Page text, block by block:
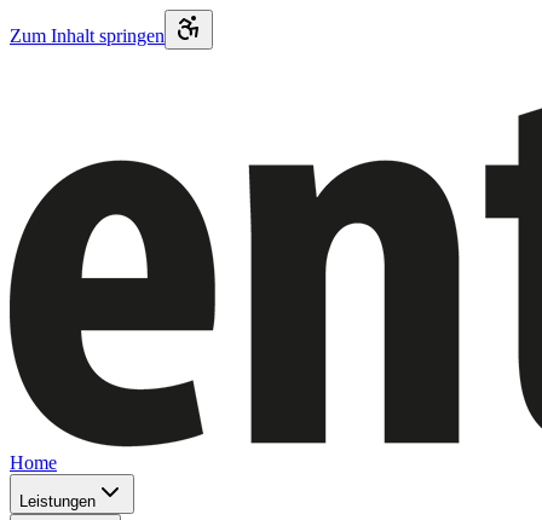
Zum Inhalt springen
Home
Leistungen